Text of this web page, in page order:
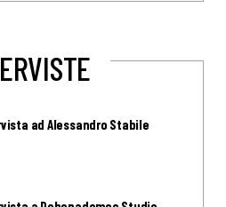
ad Alessandro Stabile